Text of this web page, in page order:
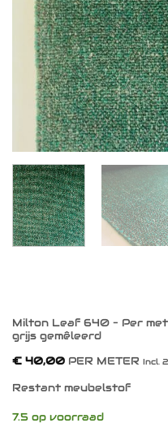
Milton Leaf 640 – Per
grijs gemêleerd
€ 40,00 PER METER Incl.
Restant meubelstof
7.5 op voorraad